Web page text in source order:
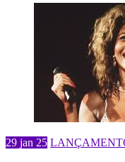
29 jan 25